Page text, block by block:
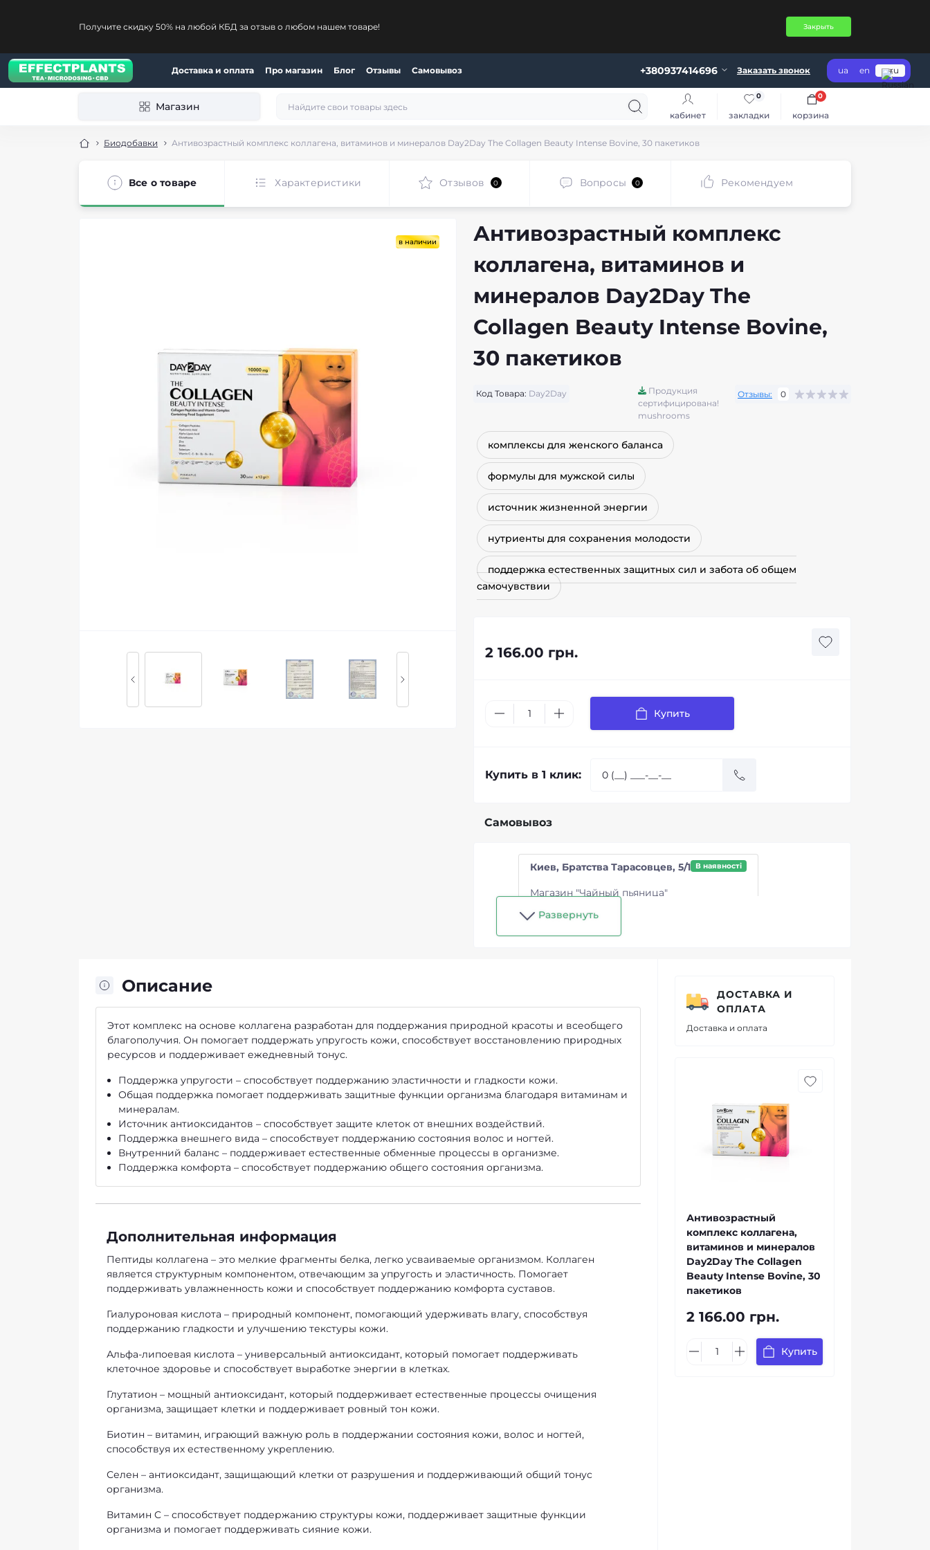
Получите скидку 50% на любой КБД за отзыв о любом нашем товаре! Закрыть
Доставка и оплата Про магазин Блог Отзывы Самовывоз +380937414696 Заказать звонок ua en ru
Магазин
кабинет закладки
0
корзина
0
Биодобавки Антивозрастный комплекс коллагена, витаминов и минералов Day2Day The Collagen Beauty Intense Bovine, 30 пакетиков
Все о товаре Характеристики Отзывов 0 Вопросы 0 Рекомендуем
в наличии
Антивозрастный комплекс
коллагена, витаминов и
минералов Day2Day The
Collagen Beauty Intense Bovine,
30 пакетиков
Код Товара: Day2Day
Продукция
сертифицирована!
mushrooms
Отзывы: 0
комплексы для женского баланса
формулы для мужской силы
источник жизненной энергии
нутриенты для сохранения молодости
поддержка естественных защитных сил и забота об общем
самочувствии
2 166.00 грн.
Купить
Купить в 1 клик:
Самовывоз
Киев, Братства Тарасовцев, 5/1 В наявності
Магазин "Чайный пьяница"
Развернуть
Описание
Этот комплекс на основе коллагена разработан для поддержания природной красоты и всеобщего
благополучия. Он помогает поддержать упругость кожи, способствует восстановлению природных
ресурсов и поддерживает ежедневный тонус.
Поддержка упругости – способствует поддержанию эластичности и гладкости кожи.
Общая поддержка помогает поддерживать защитные функции организма благодаря витаминам и
минералам.
Источник антиоксидантов – способствует защите клеток от внешних воздействий.
Поддержка внешнего вида – способствует поддержанию состояния волос и ногтей.
Внутренний баланс – поддерживает естественные обменные процессы в организме.
Поддержка комфорта – способствует поддержанию общего состояния организма.
Дополнительная информация
Пептиды коллагена – это мелкие фрагменты белка, легко усваиваемые организмом. Коллаген
является структурным компонентом, отвечающим за упругость и эластичность. Помогает
поддерживать увлажненность кожи и способствует поддержанию комфорта суставов.
Гиалуроновая кислота – природный компонент, помогающий удерживать влагу, способствуя
поддержанию гладкости и улучшению текстуры кожи.
Альфа-липоевая кислота – универсальный антиоксидант, который помогает поддерживать
клеточное здоровье и способствует выработке энергии в клетках.
Глутатион – мощный антиоксидант, который поддерживает естественные процессы очищения
организма, защищает клетки и поддерживает ровный тон кожи.
Биотин – витамин, играющий важную роль в поддержании состояния кожи, волос и ногтей,
способствуя их естественному укреплению.
Селен – антиоксидант, защищающий клетки от разрушения и поддерживающий общий тонус
организма.
Витамин C – способствует поддержанию структуры кожи, поддерживает защитные функции
организма и помогает поддерживать сияние кожи.
ДОСТАВКА И
ОПЛАТА
Доставка и оплата
Антивозрастный
комплекс коллагена,
витаминов и минералов
Day2Day The Collagen
Beauty Intense Bovine, 30
пакетиков
2 166.00 грн.
Купить